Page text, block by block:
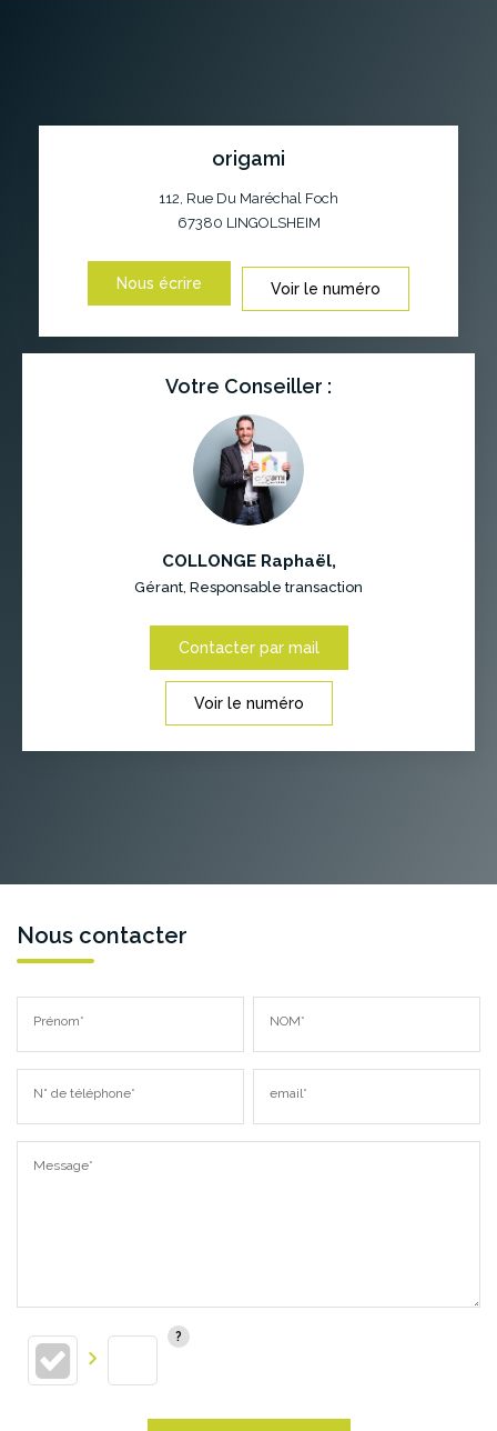
origami
112, Rue Du Maréchal Foch
67380 LINGOLSHEIM
Nous écrire Voir le numéro
Votre Conseiller :
COLLONGE Raphaël,
Gérant, Responsable transaction
Contacter par mail
Voir le numéro
Nous contacter
Prénom* NOM*
N° de téléphone* email*
Message*